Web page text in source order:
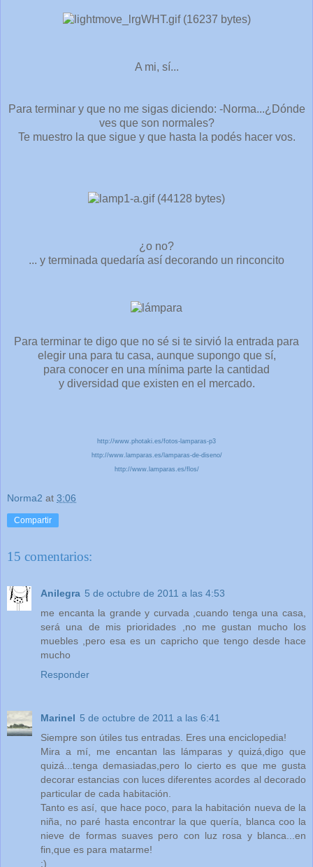
A mi, sí...
Para terminar y que no me sigas diciendo: -Norma...¿Dónde
ves que son normales?
Te muestro la que sigue y que hasta la podés hacer vos.
¿o no?
... y terminada quedaría así decorando un rinconcito
Para terminar te digo que no sé si te sirvió la entrada para
elegir una para tu casa, aunque supongo que sí,
para conocer en una mínima parte la cantidad
y diversidad que existen en el mercado.
http://www.photaki.es/fotos-lamparas-p3
http://www.lamparas.es/lamparas-de-diseno/
http://www.lamparas.es/flos/
Norma2 at 3:06
Compartir
15 comentarios:
Anilegra 5 de octubre de 2011 a las 4:53
me encanta la grande y curvada ,cuando tenga una casa,
será una de mis prioridades ,no me gustan mucho los
muebles ,pero esa es un capricho que tengo desde hace
mucho
Responder
Marinel 5 de octubre de 2011 a las 6:41
Siempre son útiles tus entradas. Eres una enciclopedia!
Mira a mí, me encantan las lámparas y quizá,digo que
quizá...tenga demasiadas,pero lo cierto es que me gusta
decorar estancias con luces diferentes acordes al decorado
particular de cada habitación.
Tanto es así, que hace poco, para la habitación nueva de la
niña, no paré hasta encontrar la que quería, blanca coo la
nieve de formas suaves pero con luz rosa y blanca...en
fin,que es para matarme!
:)